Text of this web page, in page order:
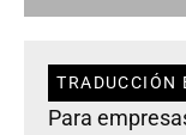
TRADUCCIÓN
Para